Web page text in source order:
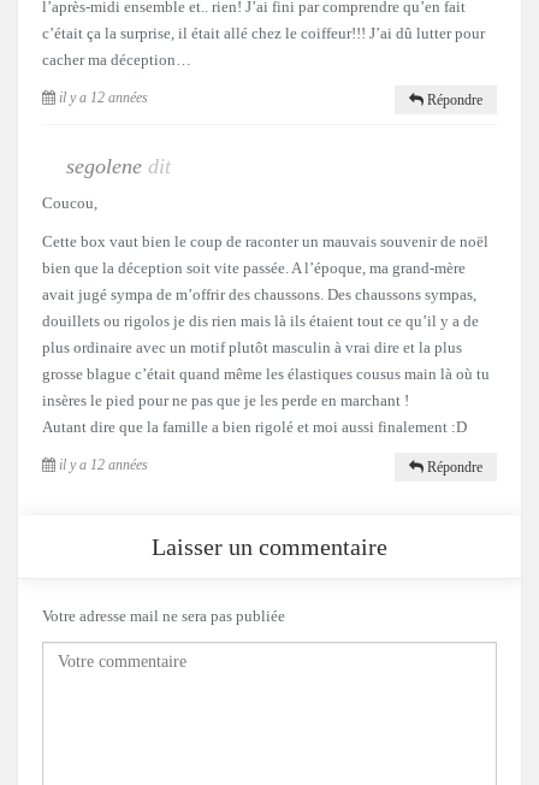
l’après-midi ensemble et.. rien! J’ai fini par comprendre qu’en fait
c’était ça la surprise, il était allé chez le coiffeur!!! J’ai dû lutter pour
cacher ma déception…
il y a 12 années Répondre
segolene dit
Coucou,
Cette box vaut bien le coup de raconter un mauvais souvenir de noël
bien que la déception soit vite passée. A l’époque, ma grand-mère
avait jugé sympa de m’offrir des chaussons. Des chaussons sympas,
douillets ou rigolos je dis rien mais là ils étaient tout ce qu’il y a de
plus ordinaire avec un motif plutôt masculin à vrai dire et la plus
grosse blague c’était quand même les élastiques cousus main là où tu
insères le pied pour ne pas que je les perde en marchant !
Autant dire que la famille a bien rigolé et moi aussi finalement :D
il y a 12 années Répondre
Laisser un commentaire
Votre adresse mail ne sera pas publiée